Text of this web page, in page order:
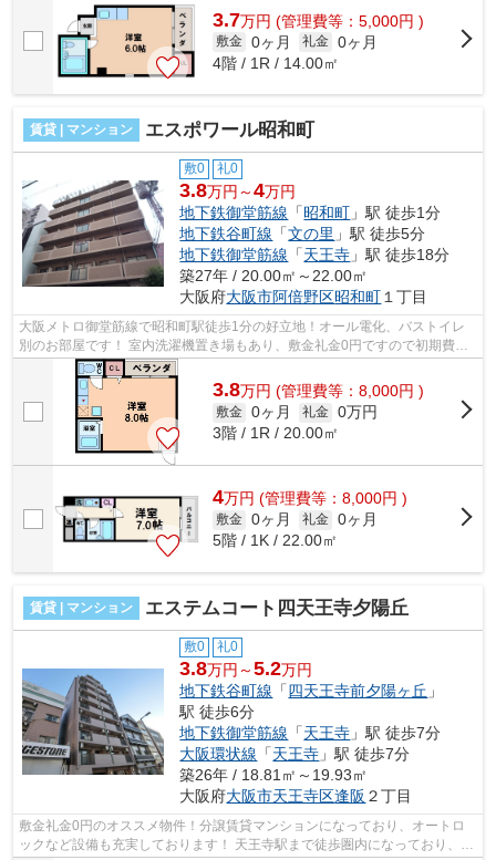
3.7万円 (管理費等：5,000円 )
敷金 0ヶ月 礼金 0ヶ月
4階 / 1R / 14.00㎡
賃貸 | マンション エスポワール昭和町
敷0 礼0
3.8万円～4万円
地下鉄御堂筋線 「昭和町 」駅 徒歩1分
地下鉄谷町線 「文の里 」駅 徒歩5分
地下鉄御堂筋線 「天王寺 」駅 徒歩18分
築27年 / 20.00㎡～22.00㎡
大阪府大阪市阿倍野区昭和町 １丁目
大阪メトロ御堂筋線で昭和町駅徒歩1分の好立地！オール電化、バストイレ
別のお部屋です！ 室内洗濯機置き場もあり、敷金礼金0円ですので初期費用
も抑えれますよ！ ■□■□■□■□■□■□■□■□■...
3.8万円 (管理費等：8,000円 )
敷金 0ヶ月 礼金 0万円
3階 / 1R / 20.00㎡
4万円 (管理費等：8,000円 )
敷金 0ヶ月 礼金 0ヶ月
5階 / 1K / 22.00㎡
賃貸 | マンション エステムコート四天王寺夕陽丘
敷0 礼0
3.8万円～5.2万円
地下鉄谷町線 「四天王寺前夕陽ヶ丘 」
駅 徒歩6分
地下鉄御堂筋線 「天王寺 」駅 徒歩7分
大阪環状線 「天王寺 」駅 徒歩7分
築26年 / 18.81㎡～19.93㎡
大阪府大阪市天王寺区逢阪 ２丁目
敷金礼金0円のオススメ物件！分譲賃貸マンションになっており、オートロ
ックなど設備も充実しております！ 天王寺駅まで徒歩圏内になっており、御